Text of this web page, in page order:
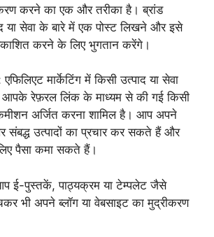
करने का एक और तरीका है। ब्रांड
या सेवा के बारे में एक पोस्ट लिखने और इसे
करने के लिए भुगतान करेंगे।
एफिलिएट मार्केटिंग में किसी उत्पाद या सेवा
आपके रेफ़रल लिंक के माध्यम से की गई किसी
अर्जित करना शामिल है। आप अपने
संबद्ध उत्पादों का प्रचार कर सकते हैं और
पैसा कमा सकते हैं।
ई-पुस्तकें, पाठ्यक्रम या टेम्पलेट जैसे
भी अपने ब्लॉग या वेबसाइट का मुद्रीकरण